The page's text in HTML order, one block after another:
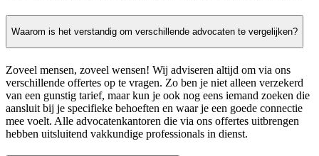
Waarom is het verstandig om verschillende advocaten te vergelijken?
Zoveel mensen, zoveel wensen! Wij adviseren altijd om via ons
verschillende offertes op te vragen. Zo ben je niet alleen verzekerd
van een gunstig tarief, maar kun je ook nog eens iemand zoeken die
aansluit bij je specifieke behoeften en waar je een goede connectie
mee voelt. Alle advocatenkantoren die via ons offertes uitbrengen
hebben uitsluitend vakkundige professionals in dienst.